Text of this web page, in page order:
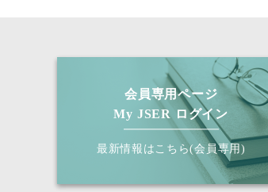
会員専用ページ
My JSER ログイン
最新情報はこちら(会員専用)